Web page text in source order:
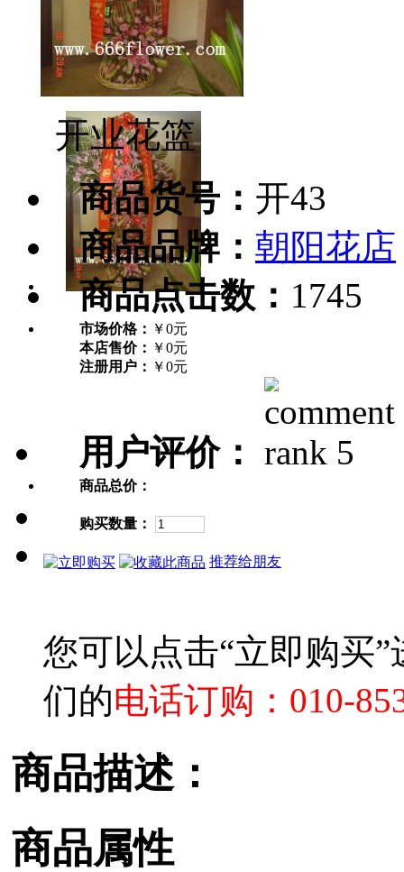
开业花篮
商品货号： 开43
商品品牌： 朝阳花店
商品点击数： 1745
市场价格： ￥0元
本店售价： ￥0元
注册用户： ￥0元
用户评价：
商品总价：
购买数量：
推荐给朋友
您可以点击“立即购买
们的电话订购：010-
商品描述：
商品属性